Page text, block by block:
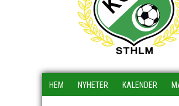
HEM NYHETER KALENDER